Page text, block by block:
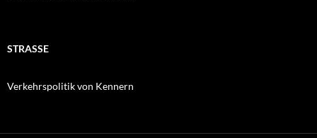
STRASSE
Verkehrspolitik von Kennern